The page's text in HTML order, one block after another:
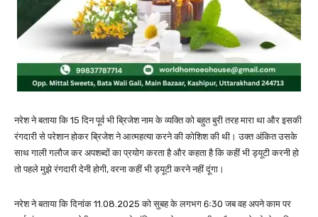
नरेश ने बताया कि 15 दिन पूर्व भी ब्रिजेश नाम के व्यक्ति को बहुत बुरी तरह मारा था और इसकी
रंगदारी से परेशान होकर ब्रिजेश ने आत्महत्या करने की कोशिश की थी। उक्त अंकित उसके
साथ गाली गलौज कर अपशब्दों का प्रयोग करता है और कहता है कि कहीं भी ड्यूटी करनी हो
तो पहले मुझे रंगदारी देनी होगी, वरना कहीं भी ड्यूटी करने नहीं दूंगा।
नरेश ने बताया कि दिनांक 11.08.2025 को सुबह के लगभग 6ः30 जब वह अपने काम पर